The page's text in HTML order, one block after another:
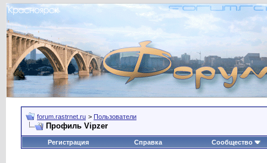
forum.rastrnet.ru > Пользователи
Профиль Vipzer
Регистрация Справка Сообщество